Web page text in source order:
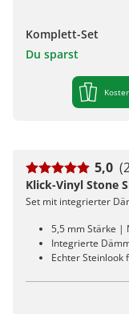
Komplett-Set
Du sparst
5,0
Klick-Vinyl Stone
Set mit integrierter
5,5 mm Stärke |
Integrierte
Echter Steinlook